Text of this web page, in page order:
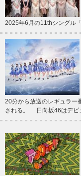
2025年6月の11thシングル
20分から放送のレギュラー
される。 日向坂46はデ